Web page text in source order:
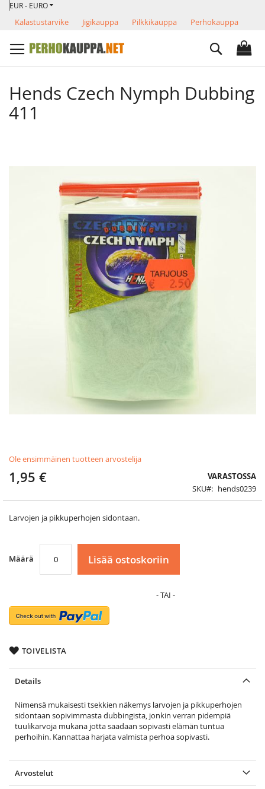
Skip
Content
VALUUTTA
EUR - EURO
Kalastustarvike Jigikauppa Pilkkikauppa
Perhokauppa
Search
Hends Czech Nymph Dubbing
411
Ole ensimmäinen tuotteen arvostelija
1,95 €
VARASTOSSA
SKU
hends0239
Larvojen ja pikkuperhojen sidontaan.
Määrä Lisää ostoskoriin
TOIVELISTA
to
the
beginning
the
images
gallery
Details
Nimensä mukaisesti tsekkien näkemys larvojen ja pikkuperhojen
sidontaan sopivimmasta dubbingista, jonkin verran pidempiä
tuulikarvoja mukana jotta saadaan sopivasti elämän tuntua
perhoihin. Kannattaa harjata valmista perhoa sopivasti.
Arvostelut